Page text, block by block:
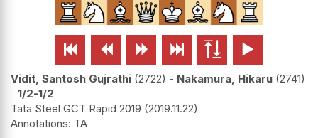
     
Vidit, Santosh Gujrathi 2722 - Nakamura, Hikaru 2741
1/2-1/2
Tata Steel GCT Rapid 2019 2019.11.22
TA